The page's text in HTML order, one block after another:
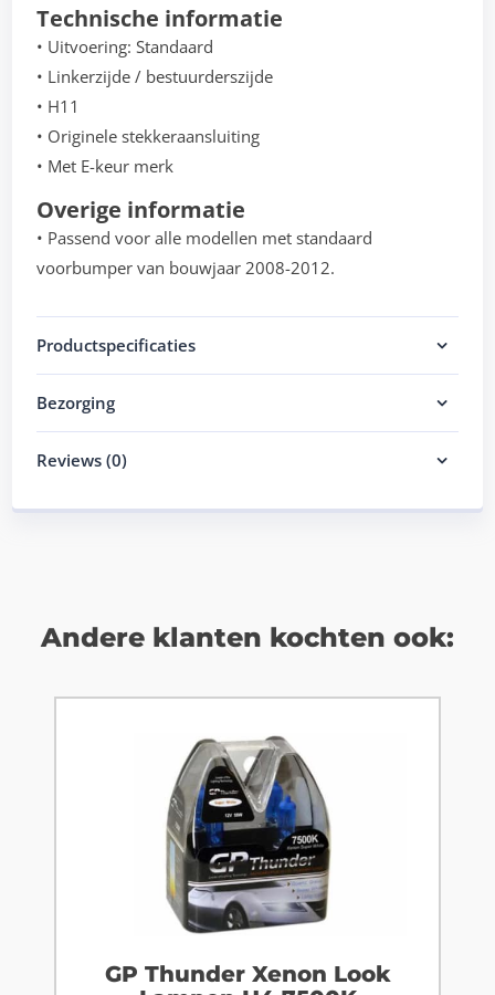
Technische informatie
• Uitvoering: Standaard
• Linkerzijde / bestuurderszijde
• H11
• Originele stekkeraansluiting
• Met E-keur merk
Overige informatie
• Passend voor alle modellen met standaard
voorbumper van bouwjaar 2008-2012.
Productspecificaties
Bezorging
Reviews (0)
Andere klanten kochten ook:
GP Thunder Xenon Look